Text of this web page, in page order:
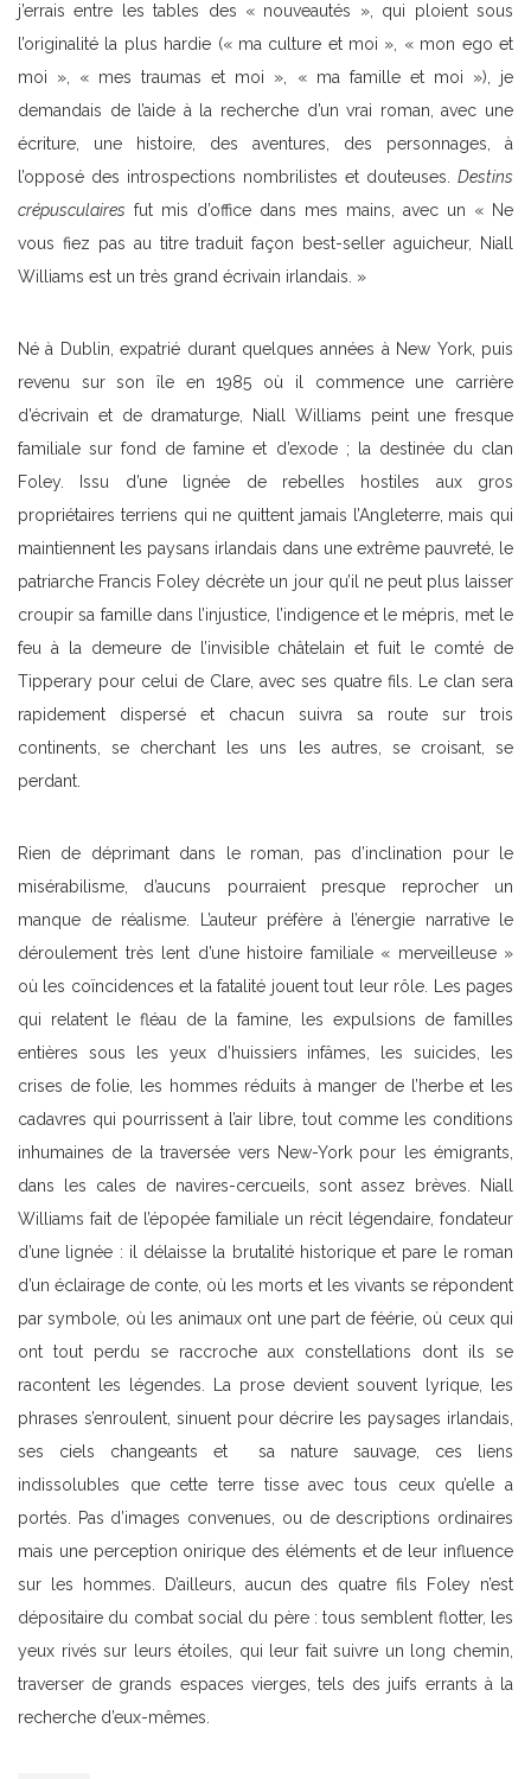
j’errais entre les tables des « nouveautés », qui ploient sous
l’originalité la plus hardie (« ma culture et moi », « mon ego et
moi », « mes traumas et moi », « ma famille et moi »), je
demandais de l’aide à la recherche d’un vrai roman, avec une
écriture, une histoire, des aventures, des personnages, à
l’opposé des introspections nombrilistes et douteuses. Destins
crépusculaires fut mis d’office dans mes mains, avec un « Ne
vous fiez pas au titre traduit façon best-seller aguicheur, Niall
Williams est un très grand écrivain irlandais. »
Né à Dublin, expatrié durant quelques années à New York, puis
revenu sur son île en 1985 où il commence une carrière
d’écrivain et de dramaturge, Niall Williams peint une fresque
familiale sur fond de famine et d’exode ; la destinée du clan
Foley. Issu d’une lignée de rebelles hostiles aux gros
propriétaires terriens qui ne quittent jamais l’Angleterre, mais qui
maintiennent les paysans irlandais dans une extrême pauvreté, le
patriarche Francis Foley décrète un jour qu’il ne peut plus laisser
croupir sa famille dans l’injustice, l’indigence et le mépris, met le
feu à la demeure de l’invisible châtelain et fuit le comté de
Tipperary pour celui de Clare, avec ses quatre fils. Le clan sera
rapidement dispersé et chacun suivra sa route sur trois
continents, se cherchant les uns les autres, se croisant, se
perdant.
Rien de déprimant dans le roman, pas d’inclination pour le
misérabilisme, d’aucuns pourraient presque reprocher un
manque de réalisme. L’auteur préfère à l’énergie narrative le
déroulement très lent d’une histoire familiale « merveilleuse »
où les coïncidences et la fatalité jouent tout leur rôle. Les pages
qui relatent le fléau de la famine, les expulsions de familles
entières sous les yeux d’huissiers infâmes, les suicides, les
crises de folie, les hommes réduits à manger de l’herbe et les
cadavres qui pourrissent à l’air libre, tout comme les conditions
inhumaines de la traversée vers New-York pour les émigrants,
dans les cales de navires-cercueils, sont assez brèves. Niall
Williams fait de l’épopée familiale un récit légendaire, fondateur
d’une lignée : il délaisse la brutalité historique et pare le roman
d’un éclairage de conte, où les morts et les vivants se répondent
par symbole, où les animaux ont une part de féérie, où ceux qui
ont tout perdu se raccroche aux constellations dont ils se
racontent les légendes. La prose devient souvent lyrique, les
phrases s’enroulent, sinuent pour décrire les paysages irlandais,
ses ciels changeants et sa nature sauvage, ces liens
indissolubles que cette terre tisse avec tous ceux qu’elle a
portés. Pas d’images convenues, ou de descriptions ordinaires
mais une perception onirique des éléments et de leur influence
sur les hommes. D’ailleurs, aucun des quatre fils Foley n’est
dépositaire du combat social du père : tous semblent flotter, les
yeux rivés sur leurs étoiles, qui leur fait suivre un long chemin,
traverser de grands espaces vierges, tels des juifs errants à la
recherche d’eux-mêmes.